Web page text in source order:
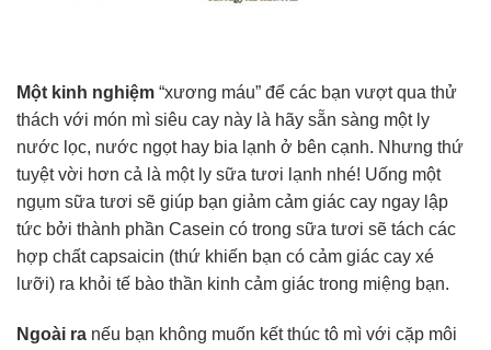
Một kinh nghiệm “xương máu” để các bạn vượt qua thử
thách với món mì siêu cay này là hãy sẵn sàng một ly
nước lọc, nước ngọt hay bia lạnh ở bên cạnh. Nhưng thứ
tuyệt vời hơn cả là một ly sữa tươi lạnh nhé! Uống một
ngụm sữa tươi sẽ giúp bạn giảm cảm giác cay ngay lập
tức bởi thành phần Casein có trong sữa tươi sẽ tách các
hợp chất capsaicin (thứ khiến bạn có cảm giác cay xé
lưỡi) ra khỏi tế bào thần kinh cảm giác trong miệng bạn.
Ngoài ra nếu bạn không muốn kết thúc tô mì với cặp môi